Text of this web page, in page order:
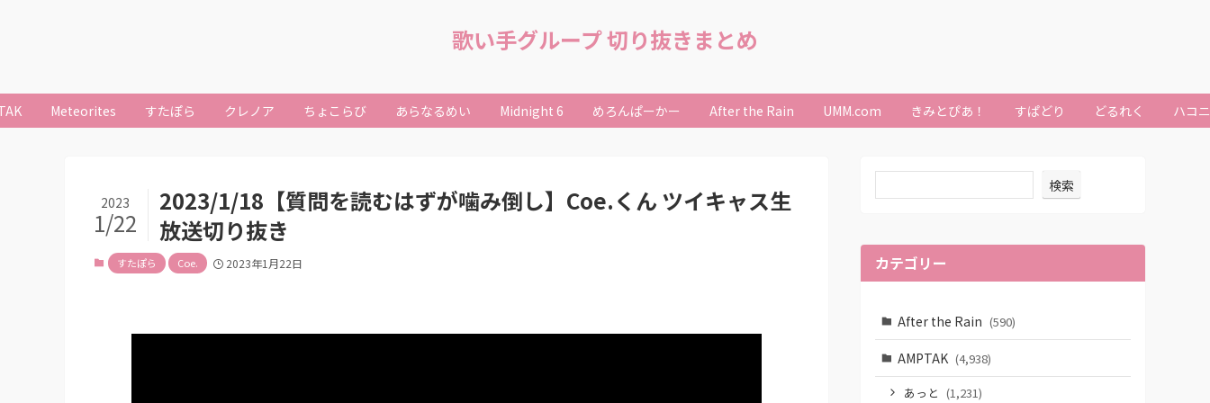
歌い手グループ 切り抜きまとめ
Meteorites すたぽら クレノア ちょこらび あらなるめい Midnight 6 めろんぱーかー After the Rain UMM.com きみとぴあ！ すぱどり どるれく ハコ
2023/1/18【質問を読むはずが噛み倒し】Coe.くん ツイキャス生
放送切り抜き
2023
1/22
すたぽら Coe. 2023年1月22日
検索
カテゴリー
After the Rain (590)
AMPTAK (4,938)
あっと (1,231)